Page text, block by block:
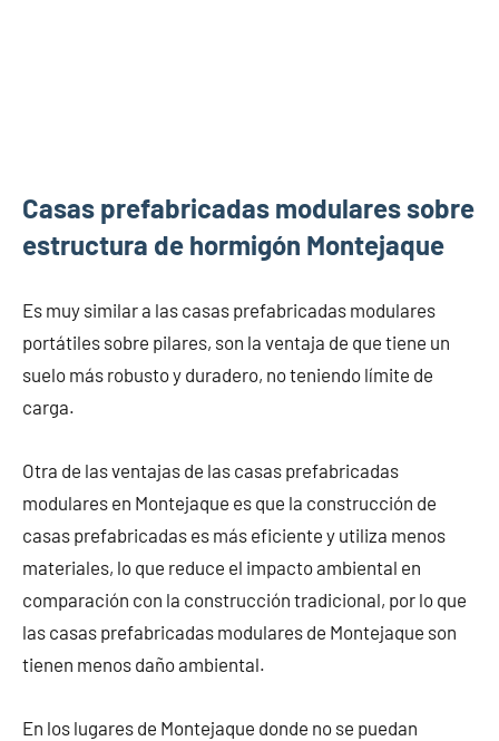
Casas prefabricadas modulares sobre
estructura de hormigón Montejaque
Es muy similar a las casas prefabricadas modulares
portátiles sobre pilares, son la ventaja de que tiene un
suelo más robusto y duradero, no teniendo límite de
carga.
Otra de las ventajas de las casas prefabricadas
modulares en Montejaque es que la construcción de
casas prefabricadas es más eficiente y utiliza menos
materiales, lo que reduce el impacto ambiental en
comparación con la construcción tradicional, por lo que
las casas prefabricadas modulares de Montejaque son
tienen menos daño ambiental.
En los lugares de Montejaque donde no se puedan